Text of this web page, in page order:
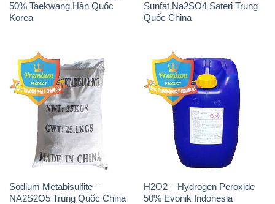
50% Taekwang Hàn Quốc
Korea
Sunfat Na2SO4 Sateri Trung
Quốc China
Sodium Metabisulfite –
NA2S2O5 Trung Quốc China
H2O2 – Hydrogen Peroxide
50% Evonik Indonesia